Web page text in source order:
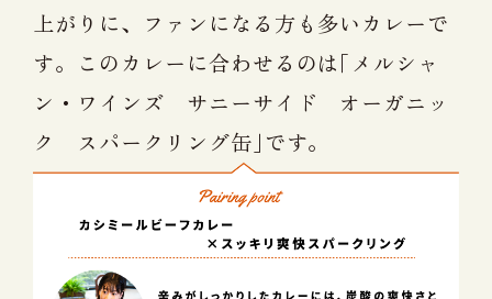
上がりに、ファンになる方も多いカレーで
す。このカレーに合わせるのは｢メルシャ
ン・ワインズ サニーサイド オーガニッ
ク スパークリング缶｣です。